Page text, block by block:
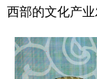
西部的文化产业